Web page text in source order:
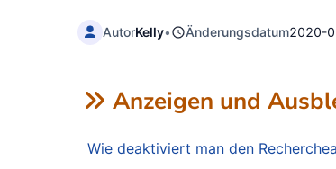
AutorKelly• Änderungsdatum2020-
Anzeigen und
Wie deaktiviert man den